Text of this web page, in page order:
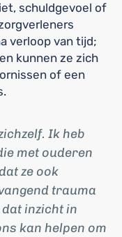
schuldgevoel of
verloop van tijd;
kunnen ze zich
of een
Ik heb
met ouderen
ze ook
trauma
inzicht in
kan helpen om